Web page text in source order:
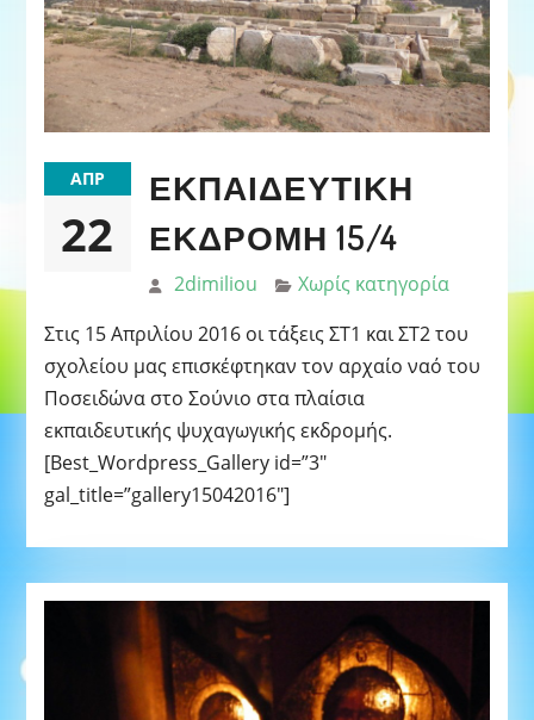
ΑΠΡ
22
ΕΚΠΑΙΔΕΥΤΙΚΉ
ΕΚΔΡΟΜΉ 15/4
2dimiliou
Χωρίς κατηγορία
Στις 15 Απριλίου 2016 οι τάξεις ΣΤ1 και ΣΤ2 του
σχολείου μας επισκέφτηκαν τον αρχαίο ναό του
Ποσειδώνα στο Σούνιο στα πλαίσια
εκπαιδευτικής ψυχαγωγικής εκδρομής.
[Best_Wordpress_Gallery id=”3″
gal_title=”gallery15042016″]